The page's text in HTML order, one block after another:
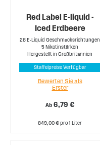
Red Label E-liquid -
Iced Erdbeere
28 E-Liquid Geschmacksrichtungen
5 Nikotinstärken
Hergestellt in Großbritannien
Staffelpreise Verfügbar
Ab 6,79 €
Bewerten Sie als
Erster
849,00 € pro 1 Liter